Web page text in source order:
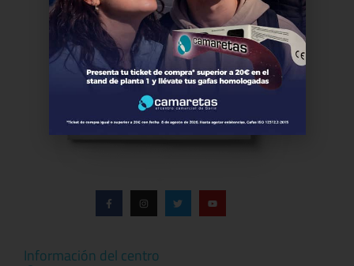
Información del centro